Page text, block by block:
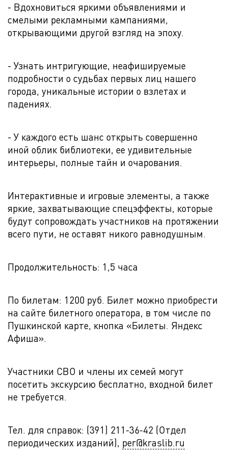
- Вдохновиться яркими объявлениями и
смелыми рекламными кампаниями,
открывающими другой взгляд на эпоху.
- Узнать интригующие, неафишируемые
подробности о судьбах первых лиц нашего
города, уникальные истории о взлетах и
падениях.
- У каждого есть шанс открыть совершенно
иной облик библиотеки, ее удивительные
интерьеры, полные тайн и очарования.
Интерактивные и игровые элементы, а также
яркие, захватывающие спецэффекты, которые
будут сопровождать участников на протяжении
всего пути, не оставят никого равнодушным.
Продолжительность: 1,5 часа
По билетам: 1200 руб. Билет можно приобрести
на сайте билетного оператора, в том числе по
Пушкинской карте, кнопка «Билеты. Яндекс
Афиша».
Участники СВО и члены их семей могут
посетить экскурсию бесплатно, входной билет
не требуется.
Тел. для справок: (391) 211-36-42 (Отдел
периодических изданий), per@kraslib.ru